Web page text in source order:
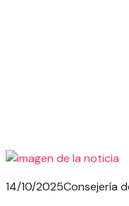
14/10/2025Consejería